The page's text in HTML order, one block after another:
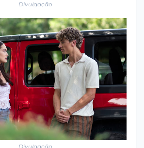
Divulgação
Divulgação